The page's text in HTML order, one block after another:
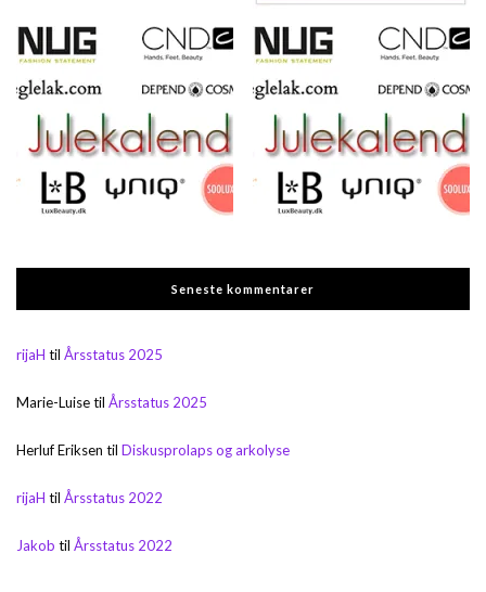
Seneste kommentarer
rijaH til Årsstatus 2025
Marie-Luisetil Årsstatus 2025
Herluf Eriksen til Diskusprolaps og arkolyse
rijaH til Årsstatus 2022
Jakob til Årsstatus 2022